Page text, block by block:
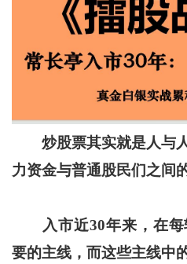
炒股票其实就是人与
力资金与普通股民们之间
入市近30年来，在
要的主线，而这些主线中